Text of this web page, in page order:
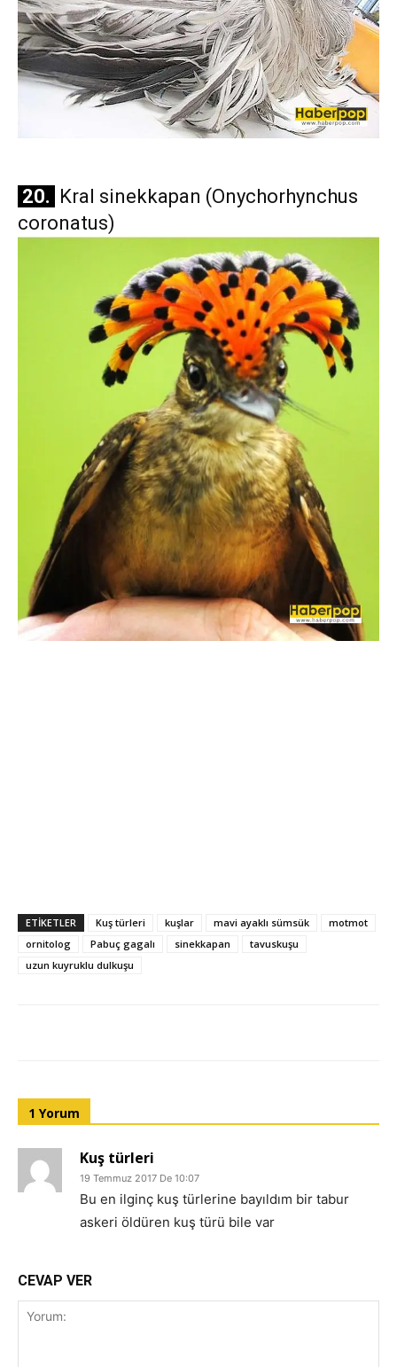
20. Kral sinekkapan (Onychorhynchus
coronatus)
ETİKETLER Kuş türleri kuşlar mavi ayaklı sümsük
motmot
ornitolog
Pabuç gagalı sinekkapan
tavuskuşu
uzun kuyruklu dulkuşu
1 Yorum
Kuş türleri
19 Temmuz 2017 De 10:07
Bu en ilginç kuş türlerine bayıldım bir tabur
askeri öldüren kuş türü bile var
CEVAP VER